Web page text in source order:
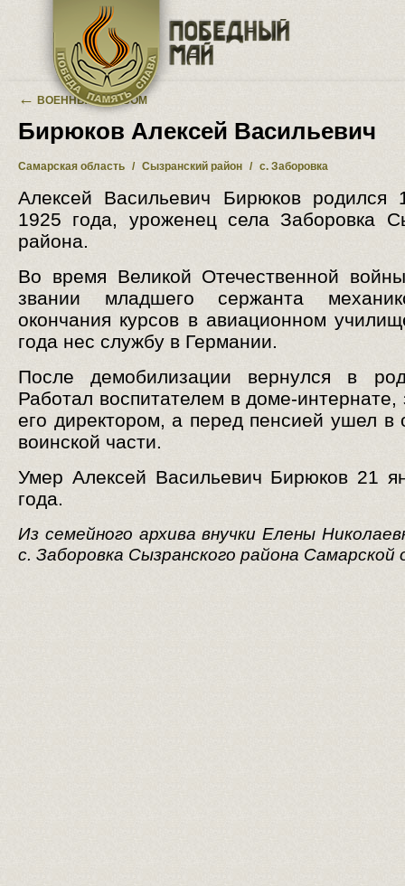
Перейти к основному содержанию
← ВОЕННЫЙ АЛЬБОМ
Бирюков Алексей Васильевич
Самарская область / Сызранский район / с. Заборовка
Алексей Васильевич Бирюков родился
1925 года, уроженец села Заборовка
района.
Во время Великой Отечественной
звании младшего сержанта
окончания курсов в авиационном
года нес службу в Германии.
После демобилизации вернулся в
Работал воспитателем в доме-интернате,
его директором, а перед пенсией ушел в
воинской части.
Умер Алексей Васильевич Бирюков 21
года.
Из семейного архива внучки Елены
с. Заборовка Сызранского района Самарской